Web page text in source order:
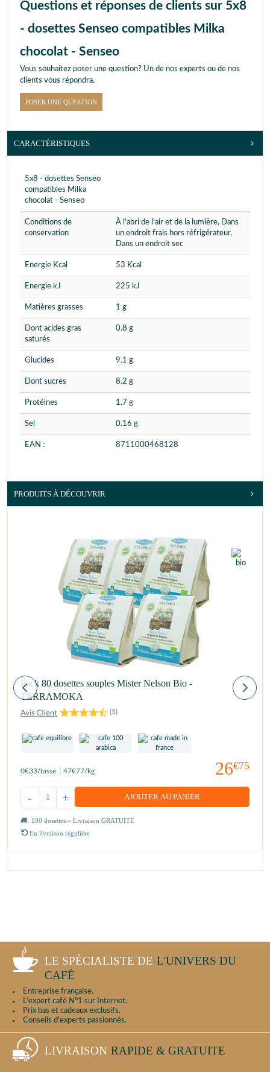
Questions et réponses de clients sur 5x8
- dosettes Senseo compatibles Milka
chocolat - Senseo
Vous souhaitez poser une question? Un de nos experts ou de nos
clients vous répondra.
POSER UNE QUESTION
CARACTÉRISTIQUES
5x8 - dosettes Senseo
compatibles Milka
chocolat - Senseo
Conditions de
conservation
À l'abri de l'air et de la lumière, Dans
un endroit frais hors réfrigérateur,
Dans un endroit sec
Energie Kcal 53 Kcal
Energie kJ 225 kJ
Matières grasses 1 g
Dont acides gras
saturés
0.8 g
Glucides 9.1 g
Dont sucres 8.2 g
Protéines 1.7 g
Sel 0.16 g
EAN : 8711000468128
PRODUITS À DÉCOUVRIR
Pack 80 dosettes souples Mister Nelson Bio -
TERRAMOKA
(5)
26€75
0€33/tasse 47€77/kg
+
- AJOUTER AU PANIER
100 dosettes = Livraison GRATUITE
En livraison régulière
LE SPÉCIALISTE DE L'UNIVERS DU
CAFÉ
Entreprise française.
L'expert café N°1 sur Internet.
Prix bas et cadeaux exclusifs.
Conseils d'experts passionnés.
LIVRAISON RAPIDE & GRATUITE